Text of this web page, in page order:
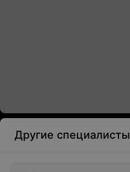
Другие специалисты